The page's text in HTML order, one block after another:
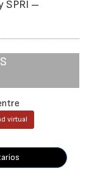
SPRI –
virtual